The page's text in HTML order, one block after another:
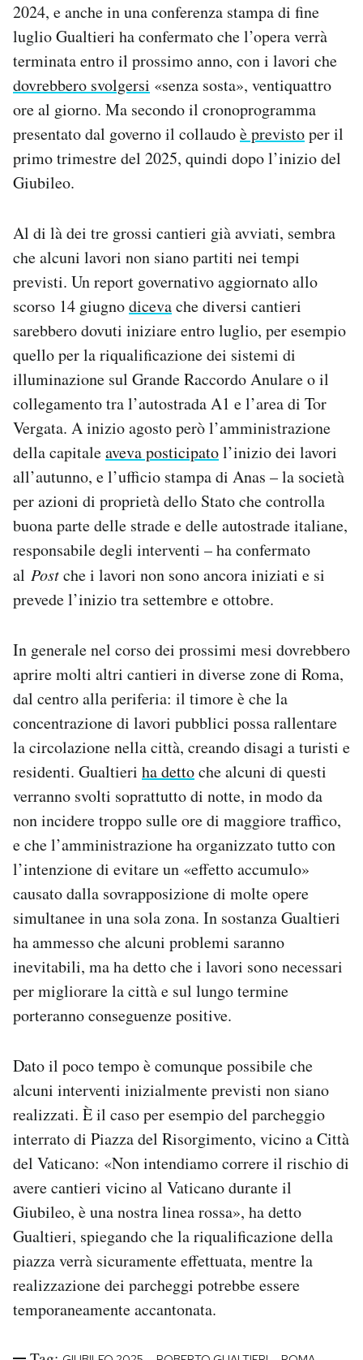
2024, e anche in una conferenza stampa di fine
luglio Gualtieri ha confermato che l’opera verrà
terminata entro il prossimo anno, con i lavori che
dovrebbero svolgersi «senza sosta», ventiquattro
ore al giorno. Ma secondo il cronoprogramma
presentato dal governo il collaudoè previstoper il
primo trimestre del 2025, quindi dopo l’inizio del
Giubileo.
Al di là dei tre grossi cantieri già avviati, sembra
che alcuni lavori non siano partiti nei tempi
previsti. Un report governativo aggiornato allo
scorso 14 giugnodicevache diversi cantieri
sarebbero dovuti iniziare entro luglio, per esempio
quello per la riqualificazione dei sistemi di
illuminazione sul Grande Raccordo Anulare o il
collegamento tra l’autostrada A1 e l’area di Tor
Vergata. A inizio agosto però l’amministrazione
della capitaleaveva posticipatol’inizio dei lavori
all’autunno, e l’ufficio stampa di Anas – la società
per azioni di proprietà dello Stato che controlla
buona parte delle strade e delle autostrade italiane,
responsabile degli interventi – ha confermato
al Postche i lavori non sono ancora iniziati e si
prevede l’inizio tra settembre e ottobre.
In generale nel corso dei prossimi mesi dovrebbero
aprire molti altri cantieri in diverse zone di Roma,
dal centro alla periferia: il timore è che la
concentrazione di lavori pubblici possa rallentare
la circolazione nella città, creando disagi a turisti e
residenti. Gualtieri ha dettoche alcuni di questi
verranno svolti soprattutto di notte, in modo da
non incidere troppo sulle ore di maggiore traffico,
e che l’amministrazione ha organizzato tutto con
l’intenzione di evitare un «effetto accumulo»
causato dalla sovrapposizione di molte opere
simultanee in una sola zona. In sostanza Gualtieri
ha ammesso che alcuni problemi saranno
inevitabili, ma ha detto che i lavori sono necessari
per migliorare la città e sul lungo termine
porteranno conseguenze positive.
Dato il poco tempo è comunque possibile che
alcuni interventi inizialmente previsti non siano
realizzati. È il caso per esempio del parcheggio
interrato di Piazza del Risorgimento, vicino a Città
del Vaticano: «Non intendiamo correre il rischio di
avere cantieri vicino al Vaticano durante il
Giubileo, è una nostra linea rossa», ha detto
Gualtieri, spiegando che la riqualificazione della
piazza verrà sicuramente effettuata, mentre la
realizzazione dei parcheggi potrebbe essere
temporaneamente accantonata.